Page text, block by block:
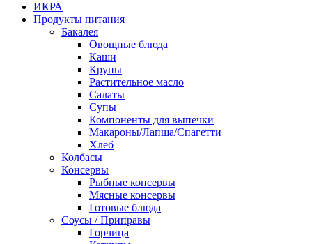
ИКРА
Продукты питания
Бакалея
Овощные блюда
Каши
Крупы
Растительное масло
Салаты
Супы
Компоненты для выпечки
Макароны/Лапша/Спагетти
Хлеб
Колбасы
Консервы
Рыбные консервы
Мясные консервы
Готовые блюда
Соусы / Приправы
Горчица